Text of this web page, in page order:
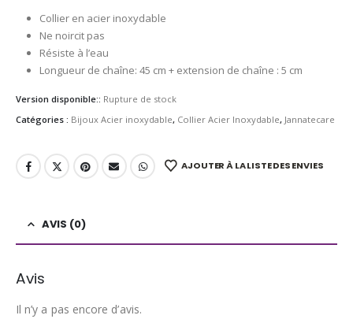
Collier en acier inoxydable
Ne noircit pas
Résiste à l’eau
Longueur de chaîne: 45 cm + extension de chaîne : 5 cm
Version disponible:: Rupture de stock
Catégories : Bijoux Acier inoxydable, Collier Acier Inoxydable, Jannatecare
AJOUTER À LA LISTE DES ENVIES
AVIS (0)
Avis
Il n’y a pas encore d’avis.